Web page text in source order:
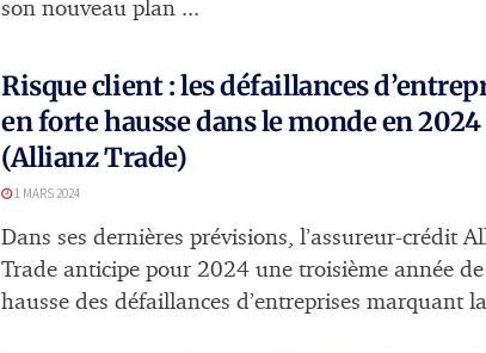
son nouveau plan ...
Risque client : les défaillances
en forte hausse dans le monde en 2024
(Allianz Trade)
1 MARS 2024
Dans ses dernières prévisions, l’assureur-crédit
Trade anticipe pour 2024 une troisième année de
hausse des défaillances d’entreprises marquant